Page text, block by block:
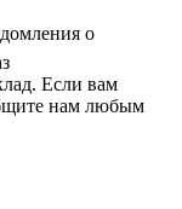
о
Если вам
нам любым